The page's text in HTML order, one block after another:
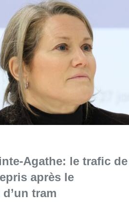
l'article "1.000 places d’accueil
Agathe: le trafic de
après le
tram